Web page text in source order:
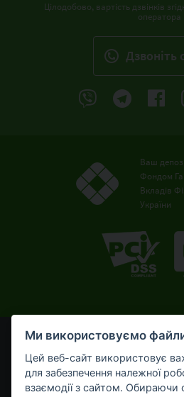
Цілодобово, вартість дзвінків
оператора
Дзвонiть
Ваш
Фондом
Вкладів
України
© OTP Bank, 2008-2026. Усі
Ліцензія НБУ № 191 від
Внесено до Державного
від 02.03.1998
Ми використовуємо
Цей веб-сайт використовує
для забезпечення належної
взаємодії з сайтом. Обираючи